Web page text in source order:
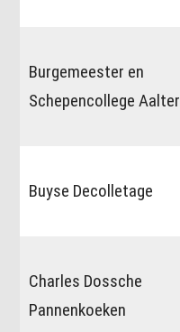
Burgemeester en
Schepencollege Aalter
Buyse Decolletage
Charles Dossche
Pannenkoeken